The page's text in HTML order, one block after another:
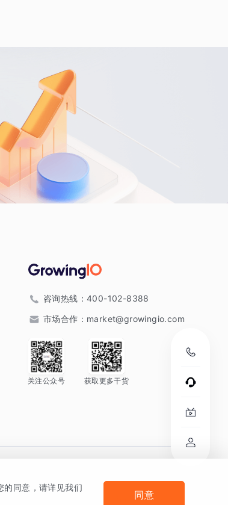
咨询热线： 400-102-8388
市场合作： market@growingio.com
关注公众号 获取更多干货
法律声明及隐私条款
同意，请详见我们
同意